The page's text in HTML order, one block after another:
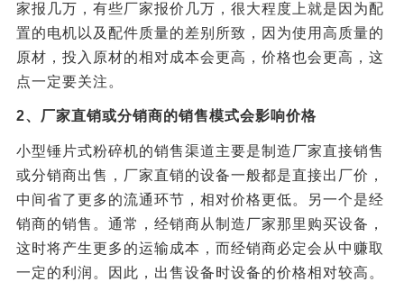
家报几万，有些厂家报价几万，很大程度上就是因为配
置的电机以及配件质量的差别所致，因为使用高质量的
原材，投入原材的相对成本会更高，价格也会更高，这
点一定要关注。
2、厂家直销或分销商的销售模式会影响价格
小型锤片式粉碎机的销售渠道主要是制造厂家直接销售
或分销商出售，厂家直销的设备一般都是直接出厂价，
中间省了更多的流通环节，相对价格更低。另一个是经
销商的销售。通常，经销商从制造厂家那里购买设备，
这时将产生更多的运输成本，而经销商必定会从中赚取
一定的利润。因此，出售设备时设备的价格相对较高。